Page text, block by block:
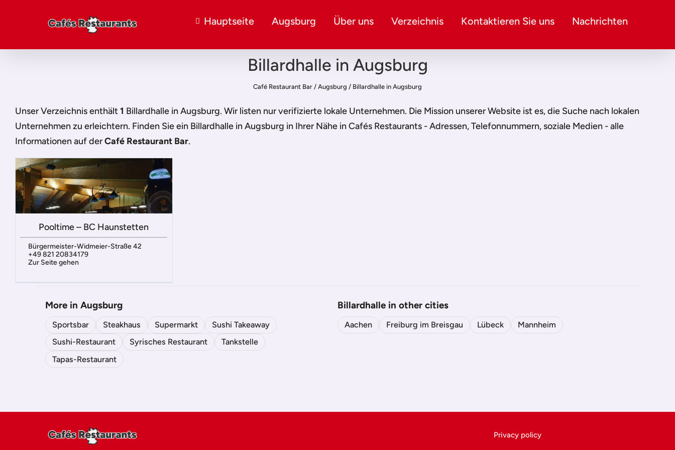
Hauptseite Augsburg Über uns Verzeichnis Kontaktieren Sie uns Nachrichten
Billardhalle in Augsburg
Café Restaurant Bar / Augsburg / Billardhalle in Augsburg
Unser Verzeichnis enthält1 Billardhalle in Augsburg. Wir listen nur verifizierte lokale Unternehmen. Die Mission unserer Website ist es, die Suche nach lokalen
Unternehmen zu erleichtern. Finden Sie ein Billardhalle in Augsburg in Ihrer Nähe in Cafés Restaurants - Adressen, Telefonnummern, soziale Medien - alle
Informationen auf derCafé Restaurant Bar.
Pooltime – BC Haunstetten
Bürgermeister-Widmeier-Straße 42
+49 821 20834179
Zur Seite gehen
More in Augsburg
Sportsbar Steakhaus Supermarkt
Sushi Takeaway
Sushi-Restaurant
Syrisches Restaurant
Tankstelle
Tapas-Restaurant
Billardhalle in other cities
Aachen Freiburg im Breisgau Lübeck Mannheim
Privacy policy